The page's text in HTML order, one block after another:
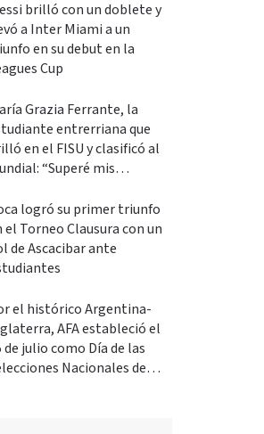
brilló con un doblete y
a Inter Miami a un
en su debut en la
Cup
Grazia Ferrante, la
entrerriana que
en el FISU y clasificó al
“Superé mis
logró su primer triunfo
el Torneo Clausura con un
de Ascacibar ante
el histórico Argentina-
AFA estableció el
de julio como Día de las
Nacionales de